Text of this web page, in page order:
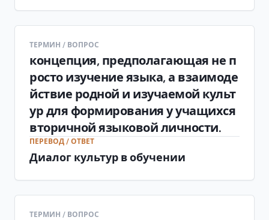
ТЕРМИН / ВОПРОС
концепция, предполагающая не п
росто изучение языка, а взаимоде
йствие родной и изучаемой культ
ур для формирования у учащихся
вторичной языковой личности.
ПЕРЕВОД / ОТВЕТ
Диалог культур в обучении
ТЕРМИН / ВОПРОС